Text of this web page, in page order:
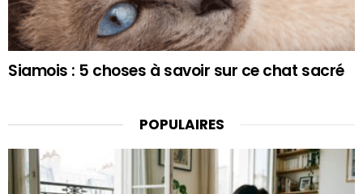
Siamois : 5 choses à savoir sur ce chat sacré
POPULAIRES